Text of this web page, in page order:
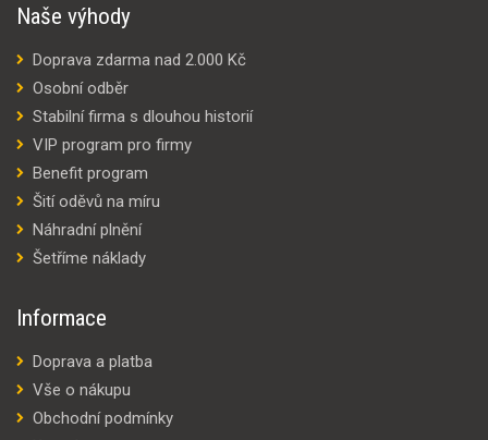
Naše výhody
Doprava zdarma nad 2.000 Kč
Osobní odběr
Stabilní firma s dlouhou historií
VIP program pro firmy
Benefit program
Šití oděvů na míru
Náhradní plnění
Šetříme náklady
Informace
Doprava a platba
Vše o nákupu
Obchodní podmínky